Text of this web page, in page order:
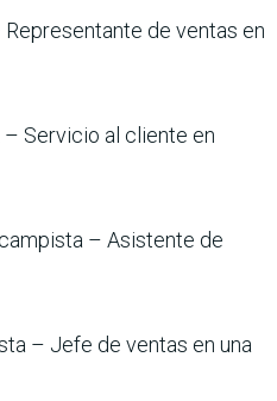
de ventas en
Servicio al cliente en
– Asistente de
– Jefe de ventas en una